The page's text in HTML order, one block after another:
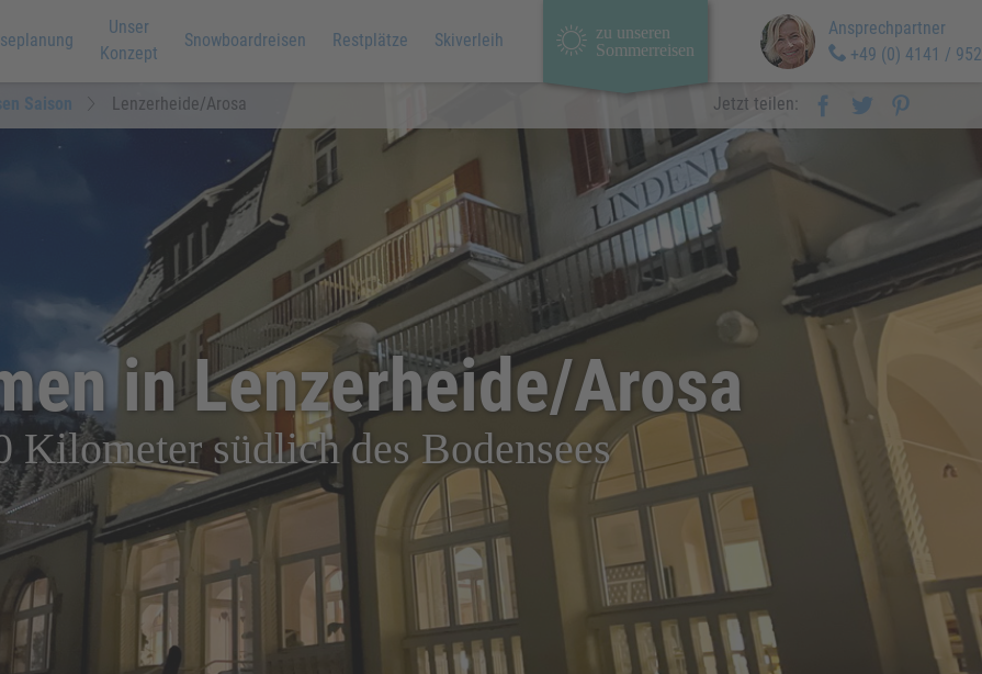
Unser
Konzept
Snowboardreisen Restplätze Skiverleih
zu unseren
Sommerreisen
Ansprechpartner
+49 (0) 4141 /
Saison Lenzerheide/Arosa Jetzt teilen:
in Lenzerheide/Arosa
Kilometer südlich des Bodensees